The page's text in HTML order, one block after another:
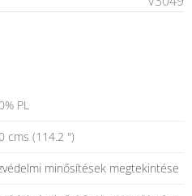
PL
cms (114.2 ")
minősítések megtekintése